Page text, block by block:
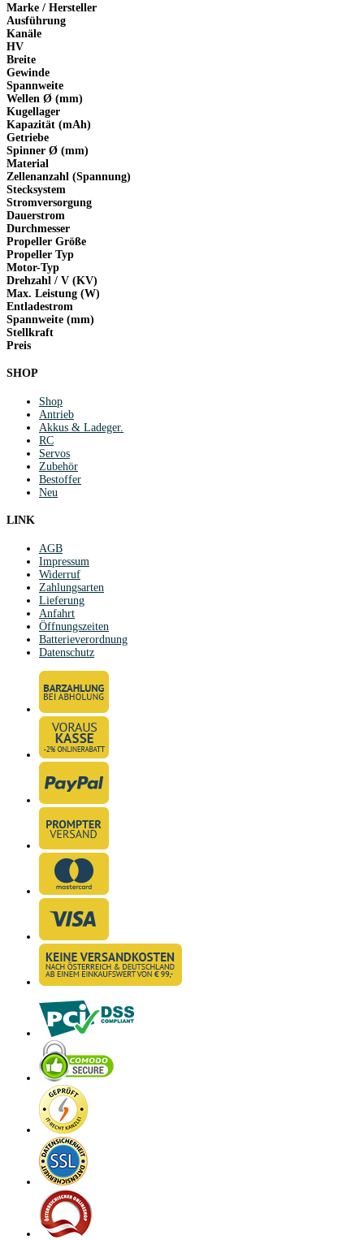
Marke / Hersteller
Ausführung
Kanäle
HV
Breite
Gewinde
Spannweite
Wellen Ø (mm)
Kugellager
Kapazität (mAh)
Getriebe
Spinner Ø (mm)
Material
Zellenanzahl (Spannung)
Stecksystem
Stromversorgung
Dauerstrom
Durchmesser
Propeller Größe
Propeller Typ
Motor-Typ
Drehzahl / V (KV)
Max. Leistung (W)
Entladestrom
Spannweite (mm)
Stellkraft
Preis
SHOP
Shop
Antrieb
Akkus & Ladeger.
RC
Servos
Zubehör
Bestoffer
Neu
LINK
AGB
Impressum
Widerruf
Zahlungsarten
Lieferung
Anfahrt
Öffnungszeiten
Batterieverordnung
Datenschutz